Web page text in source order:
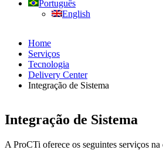
Português
English
Home
Serviços
Tecnologia
Delivery Center
Integração de Sistema
Integração de Sistema
A ProCTi oferece os seguintes serviços